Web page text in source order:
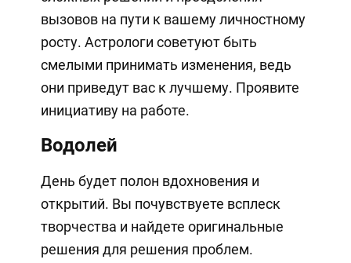
вызовов на пути к вашему личностному
росту. Астрологи советуют быть
смелыми принимать изменения, ведь
они приведут вас к лучшему. Проявите
инициативу на работе.
Водолей
День будет полон вдохновения и
открытий. Вы почувствуете всплеск
творчества и найдете оригинальные
решения для решения проблем.